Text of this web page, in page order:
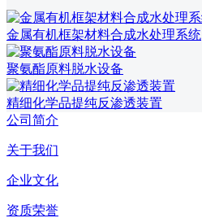
金属有机框架材料合成水处理系统
聚氨酯原料脱水设备
精细化学品提纯反渗透装置
公司简介
关于我们
企业文化
资质荣誉